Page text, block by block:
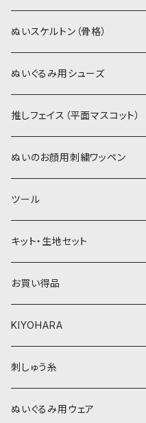
スキンカラー生地
カーリーベルボア
パウダーボア（4mm）
ウィッグボア（8cm）
白系
黄色・クリーム系
ベージュ・ブラウン系
スキンカラー系
白系
黄色・クリーム系
ベージュ・ブラウン系
ステッチカラー
ミニワッペン
リボン
ぬいスケルトン（骨格）
ぬいぐるみ用シューズ
推しフェイス（平面マスコット）
ぬいのお顔用刺繍ワッペン
ツール
キット・生地セット
お買い得品
KIYOHARA
刺しゅう糸
COSMO 25番刺しゅう糸
ぬいぐるみ用ウェア